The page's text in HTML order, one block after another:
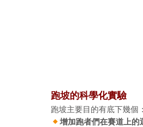
跑坡的科學化實驗
跑坡主要目的有底下幾個：
增加跑者們在賽道上的